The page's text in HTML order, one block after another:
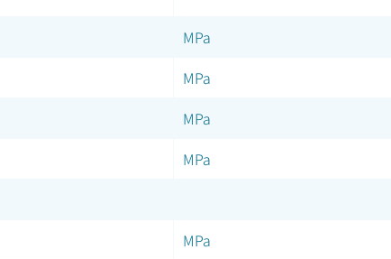
MPa
MPa
MPa
MPa
MPa